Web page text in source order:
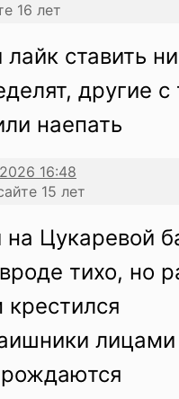
16 лет
ставить
другие с
наепать
15 лет
Цукаревой
тихо, но